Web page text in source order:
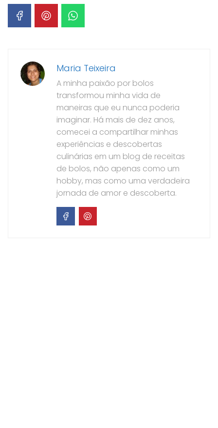
Maria Teixeira
A minha paixão por bolos
transformou minha vida de
maneiras que eu nunca poderia
imaginar. Há mais de dez anos,
comecei a compartilhar minhas
experiências e descobertas
culinárias em um blog de receitas
de bolos, não apenas como um
hobby, mas como uma verdadeira
jornada de amor e descoberta.